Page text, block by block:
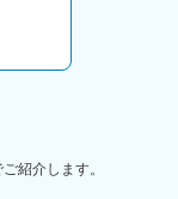
み
ネジメントや本部
できます。まずは
。
ながら、皆が一致団
来る環境が整ってい
ステップも、明確
団結して、会社を経
紹介します。